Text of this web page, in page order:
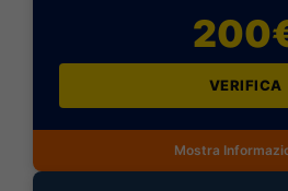
VERIFICA
Mostra